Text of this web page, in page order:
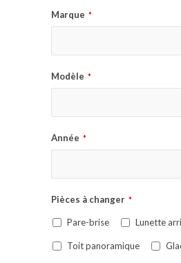
Marque *
Modèle *
Année *
Pièces à changer *
Pare-brise Lunette
Toit panoramique